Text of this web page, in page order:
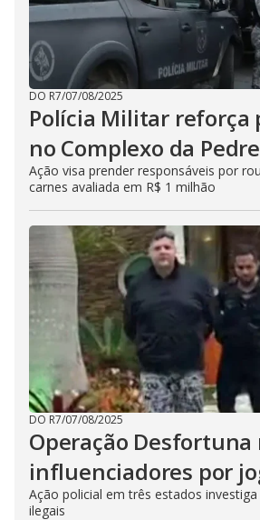
DO R7/07/08/2025
Polícia Militar reforça
no Complexo da
Ação visa prender responsáveis por
carnes avaliada em R$ 1 milhão
DO R7/07/08/2025
Operação Desfortuna
influenciadores por
Ação policial em três estados
ilegais